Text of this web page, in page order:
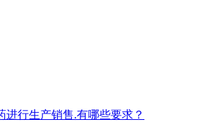
进行生产销售.有哪些要求？